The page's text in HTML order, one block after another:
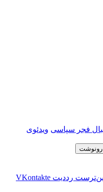
فجر سپاسی ویدئوی
رونوشت
‫رددیت ‫VKontakte